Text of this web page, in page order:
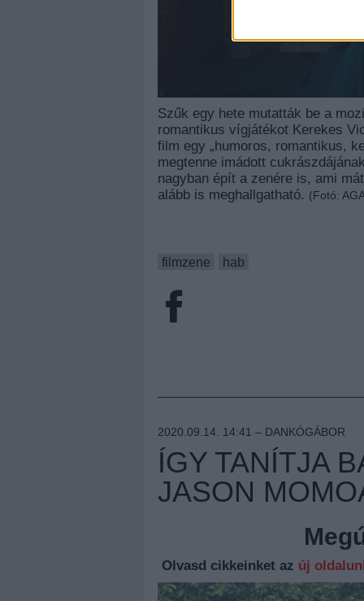
Szűk egy hete mutatták be a
romantikus vígjátékot Kerekes
film egy „humoros, romantikus,
megtenne imádott
nagyban épít a zenére is, ami
alább is meghallgatható. (Fotó:
filmzene
hab
2020.09.14. 14:41 – DANKÓGÁBOR
ÍGY TANÍTJA
JASON
Olvasd cikkeinket az új